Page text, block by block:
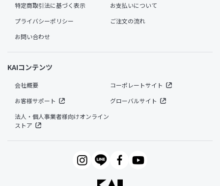
特定商取引法に基づく表示
お支払いについて
プライバシーポリシー
ご注文の流れ
お問い合わせ
KAIコンテンツ
会社概要
コーポレートサイト
お客様サポート
グローバルサイト
法人・個人事業者様向けオンライン
ストア